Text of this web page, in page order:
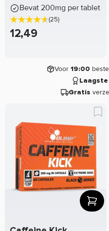
Bevat 200mg per tablet
(25)
12,49
Voor 19:00
Laagste
Gratis